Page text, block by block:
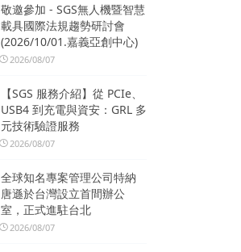
敬邀參加 - SGS無人機暨智慧
載具國際法規趨勢研討會
(2026/10/01.嘉義亞創中心)
2026/08/07
【SGS 服務介紹】從 PCIe、
USB4 到充電與資安：GRL 多
元技術驗證服務
2026/08/07
全球知名專案管理公司特納
唐遜於台灣設立首間辦公
室，正式進駐台北
2026/08/07